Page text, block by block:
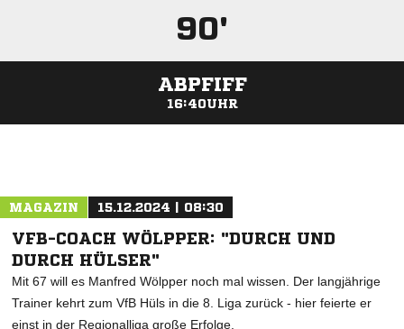
90'
ABPFIFF
16:40UHR
MAGAZIN 15.12.2024 | 08:30
VFB-COACH WÖLPPER: "DURCH UND
DURCH HÜLSER"
Mit 67 will es Manfred Wölpper noch mal wissen. Der langjährige
Trainer kehrt zum VfB Hüls in die 8. Liga zurück - hier feierte er
einst in der Regionalliga große Erfolge.